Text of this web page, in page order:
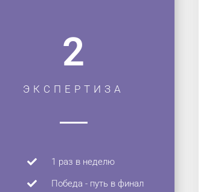
2
ЭКСПЕРТИЗА
1 раз в неделю
Победа - путь в финал